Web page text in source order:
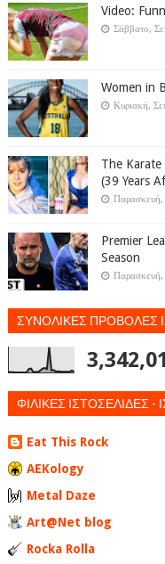
Video:
Σάββατο,
Women in
Κυριακή,
The
(39 Years
Παρασκευή,
Premier
Season
Παρασκευή,
ΣΥΝΟΛΙΚΕΣ ΠΡΟΒΟΛΕΣ
ΦΙΛΙΚΕΣ ΙΣΤΟΣΕΛΙΔΕΣ -
Eat This Rock
AEKology
Metal Daze
Art@Net blog
Rocka Rolla